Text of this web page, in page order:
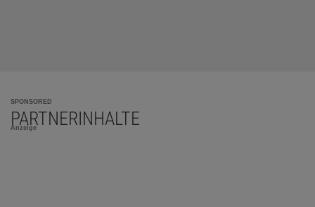
SPONSORED
PARTNERINHALTE
Anzeige